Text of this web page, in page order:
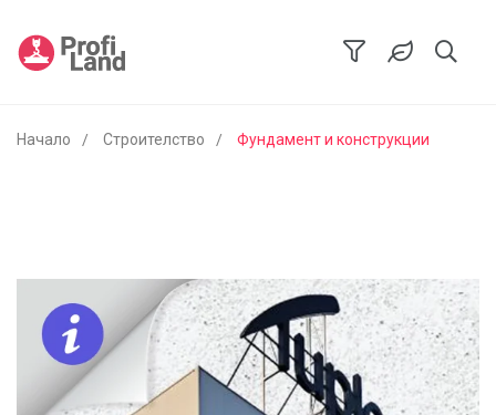
Начало Строителство Фундамент и конструкции